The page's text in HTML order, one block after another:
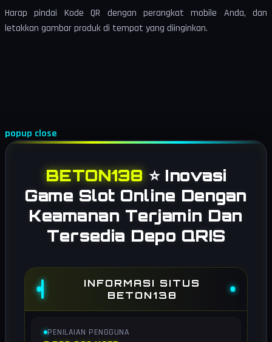
Harap pindai Kode QR dengan perangkat mobile Anda, dan
letakkan gambar produk di tempat yang diinginkan.
popup close
BETON138 ⭐️ Inovasi
Game Slot Online Dengan
Keamanan Terjamin Dan
Tersedia Depo QRIS
INFORMASI SITUS
BETON138
PENILAIAN PENGGUNA